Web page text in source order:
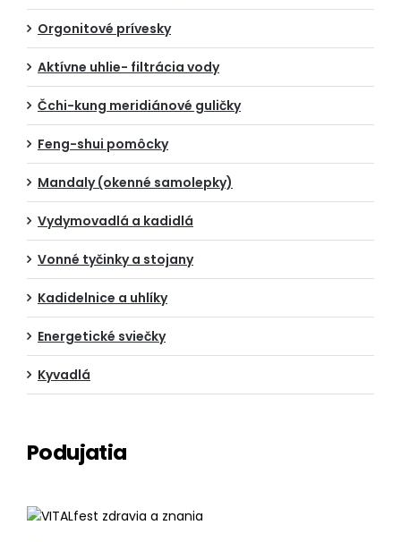
Orgonitové prívesky
Aktívne uhlie- filtrácia vody
Čchi-kung meridiánové guličky
Feng-shui pomôcky
Mandaly (okenné samolepky)
Vydymovadlá a kadidlá
Vonné tyčinky a stojany
Kadidelnice a uhlíky
Energetické sviečky
Kyvadlá
Podujatia